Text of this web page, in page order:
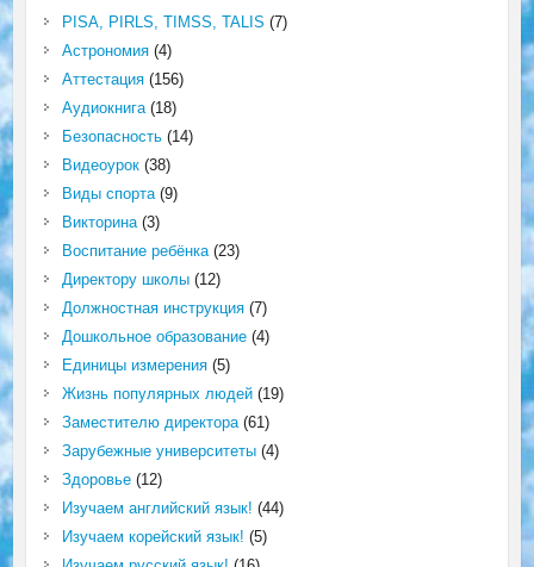
PISA, PIRLS, TIMSS, TALIS (7)
Астрономия(4)
Аттестация(156)
Аудиокнига(18)
Безопасность(14)
Видеоурок(38)
Виды спорта(9)
Викторина(3)
Воспитание ребёнка(23)
Директору школы(12)
Должностная инструкция(7)
Дошкольное образование(4)
Единицы измерения(5)
Жизнь популярных людей(19)
Заместителю директора(61)
Зарубежные университеты(4)
Здоровье(12)
Изучаем английский язык! (44)
Изучаем корейский язык! (5)